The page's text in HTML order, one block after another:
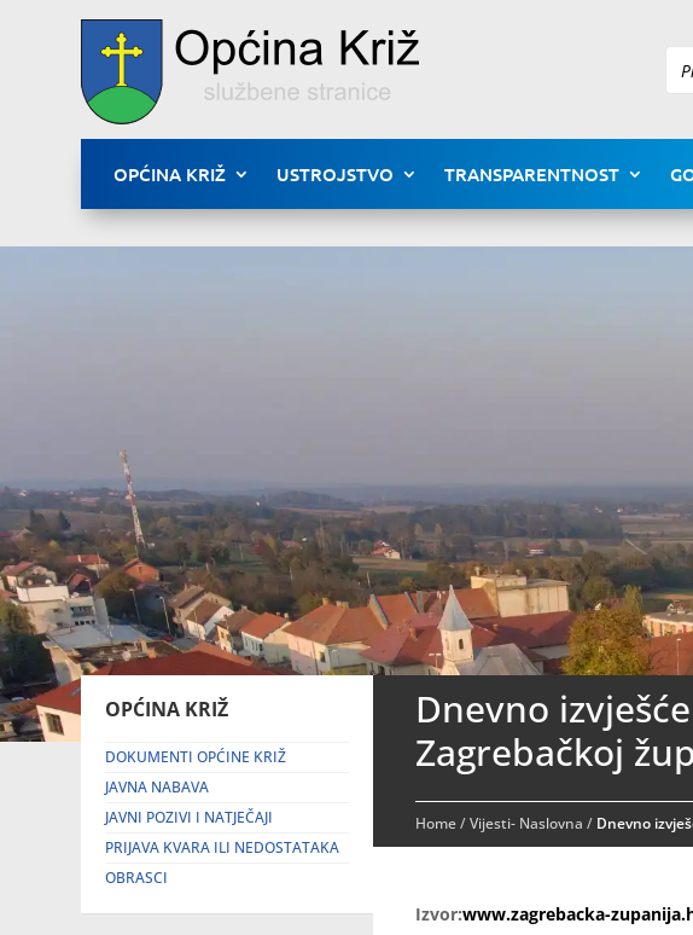
OPĆINA KRIŽ USTROJSTVO TRANSPARENTNOST
OPĆINA KRIŽ
DOKUMENTI OPĆINE KRIŽ
JAVNA NABAVA
JAVNI POZIVI I NATJEČAJI
PRIJAVA KVARA ILI NEDOSTATAKA
OBRASCI
Dnevno
Zagrebačkoj
Home/Vijesti- Naslovna / Dnevno
Izvor:www.zagrebacka-